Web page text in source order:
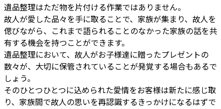
遺品整理はただ物を片付ける作業ではありません。
故人が愛した品々を手に取ることで、家族が集まり、故人を
偲びながら、これまで語られることのなかった家族の話を共
有する機会を持つことができます。
遺品整理において、故人がお子様達に贈ったプレゼントの
数々が、大切に保管されていることが発覚する場合もあるで
しょう。
そのひとつひとつに込められた愛情をお客様は新たに感じ取
り、家族間で故人の思いを再認識するきっかけになるはずで